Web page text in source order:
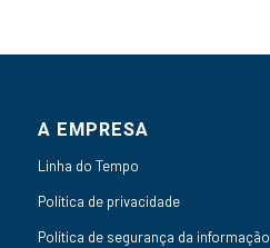
A EMPRESA
Linha do Tempo
Política de privacidade
Política de segurança da informação